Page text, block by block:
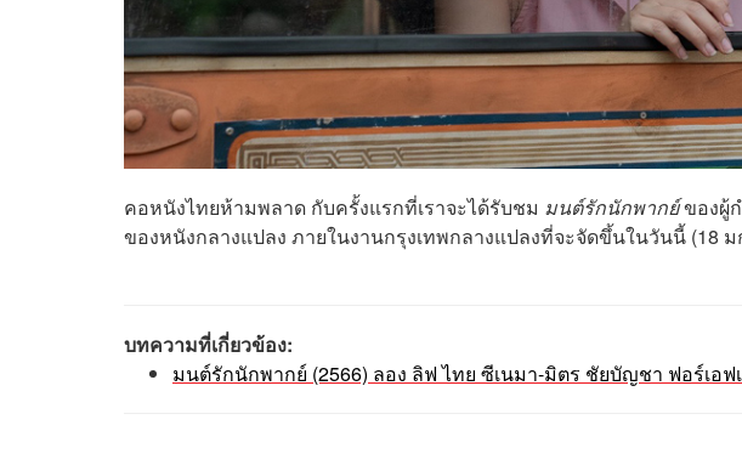
คอหนังไทยห้ามพลาด กับครั้งแรกที่เราจะได้รับชม มนต์รักนักพากย์ของผู้
ของหนังกลางแปลง ภายในงานกรุงเทพกลางแปลงที่จะจัดขึ้นในวันนี้ (18
บทความที่เกี่ยวข้อง:
มนต์รักนักพากย์ (2566) ลอง ลิฟ ไทย ซีเนมา-มิตร ชัยบัญชา ฟอร์เอฟ